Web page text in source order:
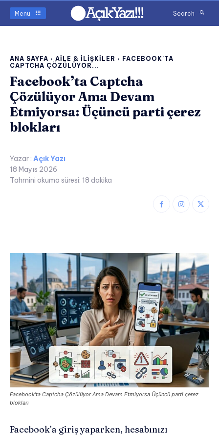
Menu Search
ANA SAYFA AILE & İLIŞKILER
FACEBOOK'TA
CAPTCHA ÇÖZÜLÜYOR...
Facebook’ta Captcha
Çözülüyor Ama Devam
Etmiyorsa: Üçüncü parti çerez
blokları
Yazar : Açık Yazı
18 Mayıs 2026
Tahmini okuma süresi: 18 dakika
Facebook'ta Captcha Çözülüyor Ama Devam Etmiyorsa Üçüncü parti çerez
blokları
Facebook’a giriş yaparken, hesabınızı